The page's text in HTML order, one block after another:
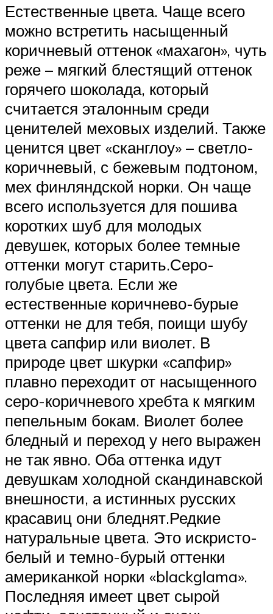
Естественные цвета. Чаще всего
можно встретить насыщенный
коричневый оттенок «махагон», чуть
реже – мягкий блестящий оттенок
горячего шоколада, который
считается эталонным среди
ценителей меховых изделий. Также
ценится цвет «сканглоу» – светло-
коричневый, с бежевым подтоном,
мех финляндской норки. Он чаще
всего используется для пошива
коротких шуб для молодых
девушек, которых более темные
оттенки могут старить.Серо-
голубые цвета. Если же
естественные коричнево-бурые
оттенки не для тебя, поищи шубу
цвета сапфир или виолет. В
природе цвет шкурки «сапфир»
плавно переходит от насыщенного
серо-коричневого хребта к мягким
пепельным бокам. Виолет более
бледный и переход у него выражен
не так явно. Оба оттенка идут
девушкам холодной скандинавской
внешности, а истинных русских
красавиц они бледнят.Редкие
натуральные цвета. Это искристо-
белый и темно-бурый оттенки
американкой норки «blackglama».
Последняя имеет цвет сырой